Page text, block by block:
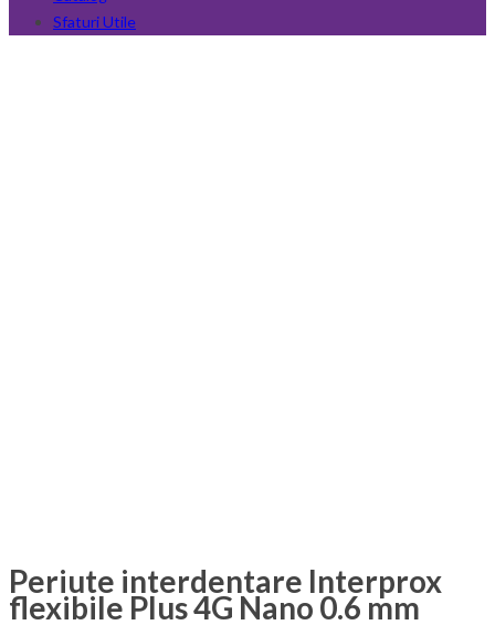
Sfaturi Utile
Periute interdentare Interprox
flexibile Plus 4G Nano 0.6 mm